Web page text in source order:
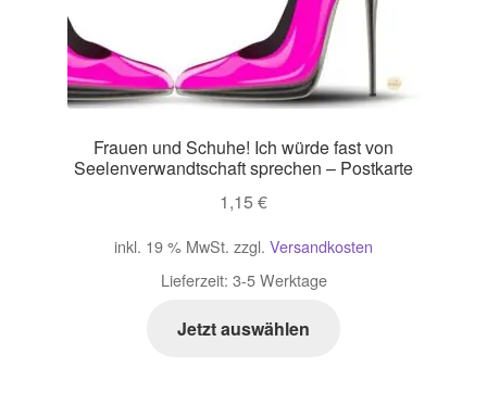
Frauen und Schuhe! Ich würde fast von
Seelenverwandtschaft sprechen – Postkarte
1,15 €
inkl. 19 % MwSt. zzgl. Versandkosten
Lieferzeit: 3-5 Werktage
Jetzt auswählen